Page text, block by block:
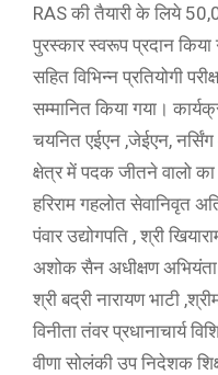
RAS की तैयारी के लिये
पुरस्कार स्वरूप प्रदान
सहित विभिन्न प्रतियोगी
सम्मानित किया गया।
चयनित एईएन ,जेईएन,
क्षेत्र में पदक जीतने वालो
हरिराम गहलोत सेवानिवृत
पंवार उद्योगपति , श्री
अशोक सैन अधीक्षण अभियंता
श्री बद्री नारायण भाटी
विनीता तंवर प्रधानाचार्य
वीणा सोलंकी उप निदेशक